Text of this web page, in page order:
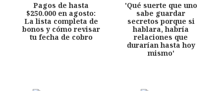
Pagos de hasta
$250.000 en agosto:
La lista completa de
bonos y cómo revisar
tu fecha de cobro
'Qué suerte que uno
sabe guardar
secretos porque si
hablara, habría
relaciones que
durarían hasta hoy
mismo'